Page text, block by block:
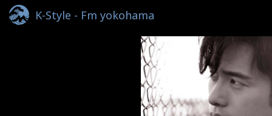
K-Style - Fm yokohama